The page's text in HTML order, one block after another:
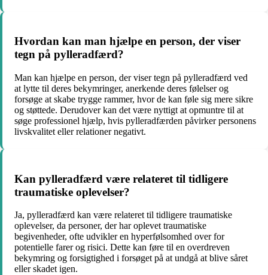
Hvordan kan man hjælpe en person, der viser
tegn på pylleradfærd?
Man kan hjælpe en person, der viser tegn på pylleradfærd ved
at lytte til deres bekymringer, anerkende deres følelser og
forsøge at skabe trygge rammer, hvor de kan føle sig mere sikre
og støttede. Derudover kan det være nyttigt at opmuntre til at
søge professionel hjælp, hvis pylleradfærden påvirker personens
livskvalitet eller relationer negativt.
Kan pylleradfærd være relateret til tidligere
traumatiske oplevelser?
Ja, pylleradfærd kan være relateret til tidligere traumatiske
oplevelser, da personer, der har oplevet traumatiske
begivenheder, ofte udvikler en hyperfølsomhed over for
potentielle farer og risici. Dette kan føre til en overdreven
bekymring og forsigtighed i forsøget på at undgå at blive såret
eller skadet igen.